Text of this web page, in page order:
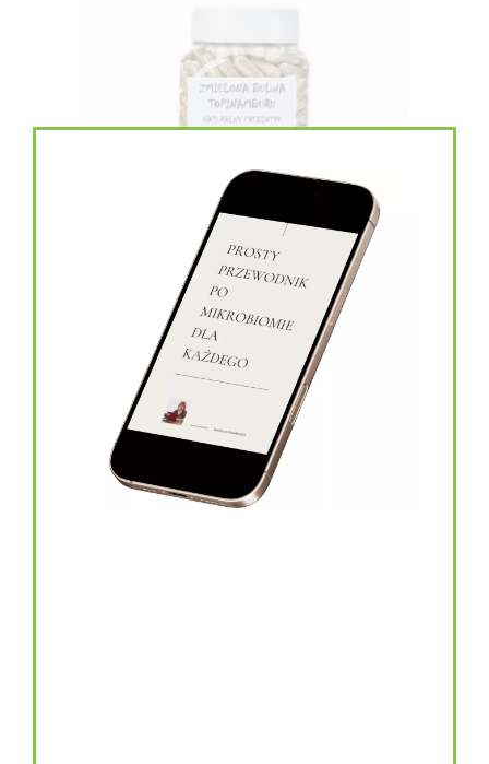
topinambur w kapsułkach